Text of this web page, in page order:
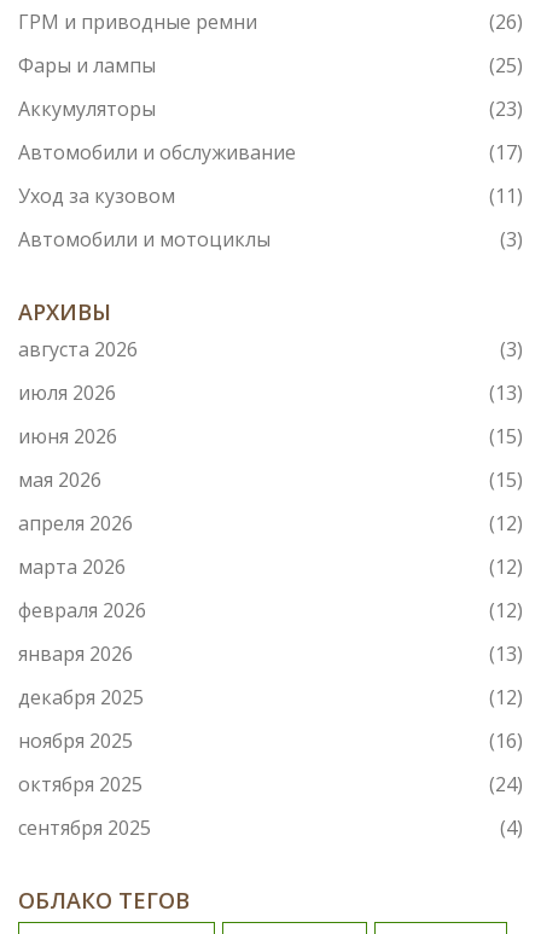
ГРМ и приводные ремни
(26)
Фары и лампы
(25)
Аккумуляторы
(23)
Автомобили и обслуживание
(17)
Уход за кузовом
(11)
Автомобили и мотоциклы
(3)
АРХИВЫ
августа 2026
(3)
июля 2026
(13)
июня 2026
(15)
мая 2026
(15)
апреля 2026
(12)
марта 2026
(12)
февраля 2026
(12)
января 2026
(13)
декабря 2025
(12)
ноября 2025
(16)
октября 2025
(24)
сентября 2025
(4)
ОБЛАКО ТЕГОВ